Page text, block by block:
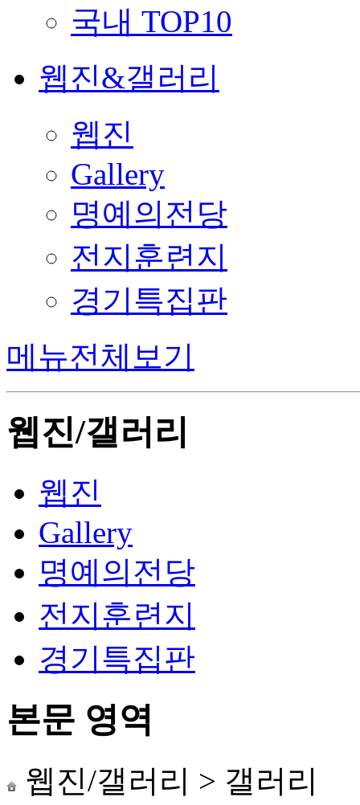
국내 TOP10
웹진&갤러리
웹진
Gallery
명예의전당
전지훈련지
경기특집판
메뉴전체보기
웹진/갤러리
웹진
Gallery
명예의전당
전지훈련지
경기특집판
본문 영역
웹진/갤러리 > 갤러리